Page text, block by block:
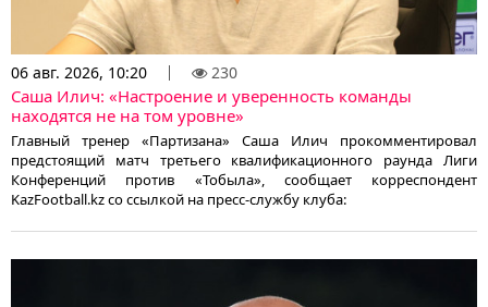
06 авг. 2026, 10:20 230
Саша Илич: «Настроение и уверенность команды
находятся не на том уровне»
Главный тренер «Партизана» Саша Илич прокомментировал
предстоящий матч третьего квалификационного раунда Лиги
Конференций против «Тобыла», сообщает корреспондент
KazFootball.kz со ссылкой на пресс-службу клуба: